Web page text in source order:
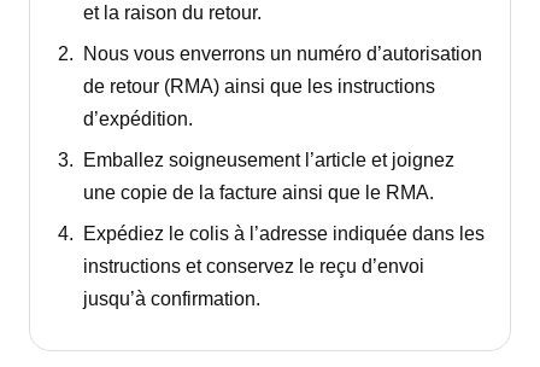
et la raison du retour.
Nous vous enverrons un numéro d’autorisation
de retour (RMA) ainsi que les instructions
d’expédition.
Emballez soigneusement l’article et joignez
une copie de la facture ainsi que le RMA.
Expédiez le colis à l’adresse indiquée dans les
instructions et conservez le reçu d’envoi
jusqu’à confirmation.